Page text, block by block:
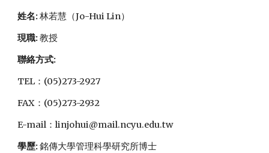
姓名:林若慧（Jo-Hui Lin）
現職:教授
聯絡方式:
TEL：(05)273-2927
FAX：(05)273-2932
E-mail：linjohui@mail.ncyu.edu.tw
學歷:銘傳大學管理科學研究所博士